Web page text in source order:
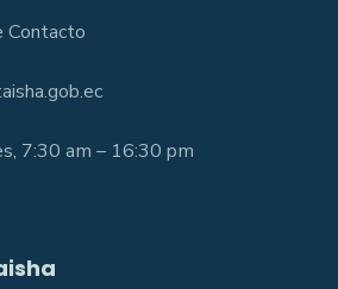
Contacto
7:30 am – 16:30 pm